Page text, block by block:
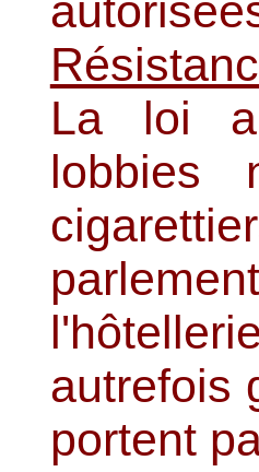
La loi a
lobbies
autrefois
portent